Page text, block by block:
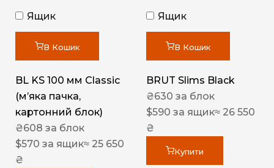
Ящик
В Кошик
BL KS 100 мм Classic
(м’яка пачка,
картонний блок)
₴608 за блок
$570 за ящик≈ 25 650
₴
Ящик
В Кошик
BRUT Slims Black
₴630 за блок
$590 за ящик≈ 26 550
₴
Купити